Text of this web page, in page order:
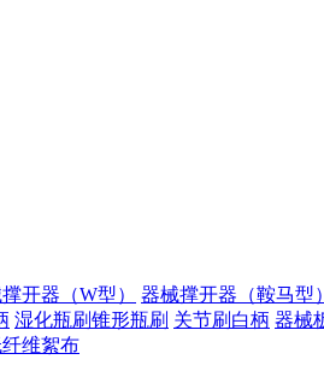
开器（W型） 器械撑开器（鞍马型）
湿化瓶刷锥形瓶刷 关节刷白柄 器械
维絮布